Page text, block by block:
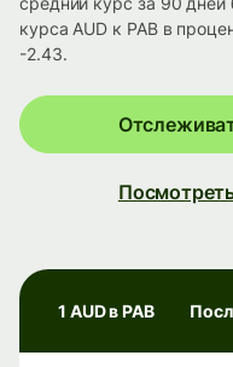
курса AUD к PAB в
-2.43.
1 AUD в PAB